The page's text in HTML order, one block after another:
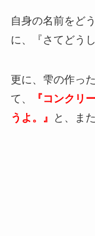
自身の名前をど
に、『さてどう
更に、雫の作っ
て、
『コンクリ
うよ。』
と、ま